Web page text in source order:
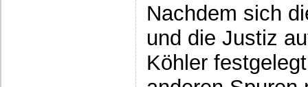
Nachdem sich
und die Justiz
Köhler